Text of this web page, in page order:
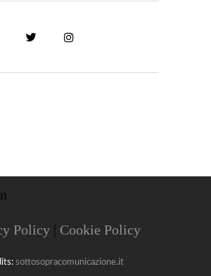
Policy Cookie Policy
sottosopracomunicazione.it